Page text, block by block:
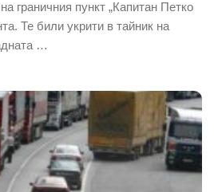
граничния пункт „Капитан Петко
Те били укрити в тайник на
…